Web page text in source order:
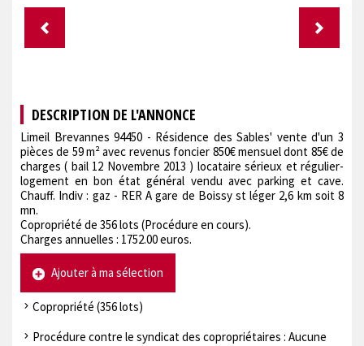
DESCRIPTION DE L'ANNONCE
Limeil Brevannes 94450 - Résidence des Sables' vente d'un 3
pièces de 59 m² avec revenus foncier 850€ mensuel dont 85€ de
charges ( bail 12 Novembre 2013 ) locataire sérieux et régulier-
logement en bon état général vendu avec parking et cave.
Chauff. Indiv : gaz - RER A gare de Boissy st léger 2,6 km soit 8
mn.
Copropriété de 356 lots (Procédure en cours).
Charges annuelles : 1752.00 euros.
Ajouter à ma sélection
Copropriété (356 lots)
Procédure contre le syndicat des copropriétaires : Aucune